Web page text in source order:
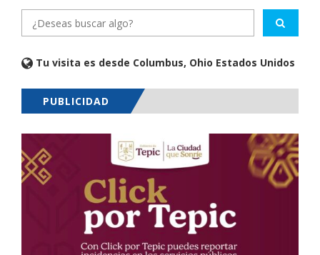
Tu visita es desde Columbus, Ohio Estados Unidos
PUBLICIDAD